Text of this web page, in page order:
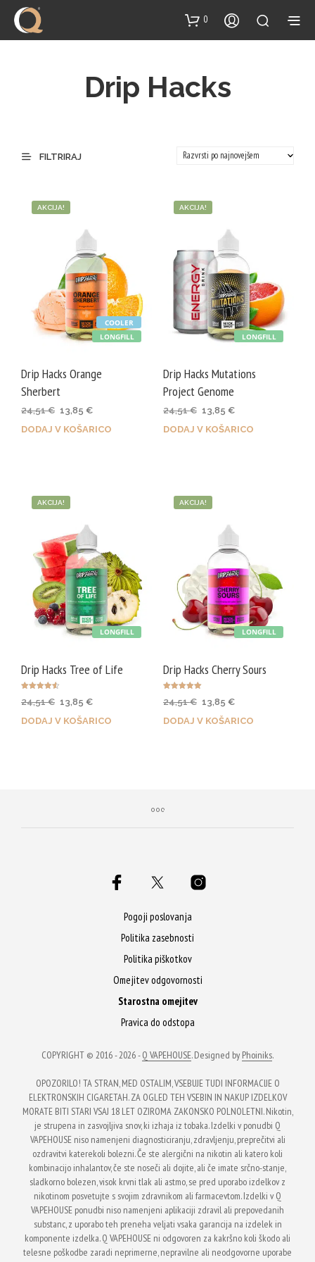
content
0
Drip Hacks
FILTRIRAJ
LONGFILL
COOLER
AKCIJA!
Drip Hacks Orange
Sherbert
24,51€ Izvirna
cena
13,85 €Trenutna
DODAJ V KOŠARICO
LONGFILL
AKCIJA!
Drip Hacks Mutations
Project Genome
24,51€ Izvirna
cena
13,85 €Trenutna
DODAJ V KOŠARICO
LONGFILL
AKCIJA!
Drip Hacks Tree of Life
4.50
24,51€ Izvirna
cena
13,85 €Trenutna
DODAJ V KOŠARICO
LONGFILL
AKCIJA!
Drip Hacks Cherry Sours
5.00
24,51€ Izvirna
cena
13,85 €Trenutna
DODAJ V KOŠARICO
Pogoji poslovanja
Politika zasebnosti
Politika piškotkov
Omejitev odgovornosti
Starostna omejitev
Pravica do odstopa
COPYRIGHT © 2016 - 2026 -Q VAPEHOUSE. Designed by Phoiniks.
OPOZORILO! TA STRAN, MED OSTALIM, VSEBUJE TUDI INFORMACIJE O
ELEKTRONSKIH CIGARETAH. ZA OGLED TEH VSEBIN IN NAKUP IZDELKOV
MORATE BITI STARI VSAJ 18 LET OZIROMA ZAKONSKO POLNOLETNI. Nikotin,
je strupena in zasvojljiva snov, ki izhaja iz tobaka. Izdelki v ponudbi Q
VAPEHOUSE niso namenjeni diagnosticiranju, zdravljenju, preprečitvi ali
ozdravitvi katerekoli bolezni. Če ste alergični na nikotin ali katero koli
kombinacijo inhalantov, če ste noseči ali dojite, ali če imate srčno-stanje,
sladkorno bolezen, visok krvni tlak ali astmo, se pred uporabo izdelkov z
nikotinom posvetujte s svojim zdravnikom ali farmacevtom. Izdelki v Q
VAPEHOUSE ponudbi niso namenjeni aplikaciji zdravil ali prepovedanih
substanc, z uporabo teh preneha veljati vsaka garancija na izdelek in
komponente izdelka. Q VAPEHOUSE ni odgovoren za kakršno koli škodo ali
telesne poškodbe zaradi neprimerne, nepravilne ali neodgovorne uporabe